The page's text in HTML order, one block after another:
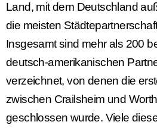
Land, mit dem Deutschland
die meisten
Insgesamt sind mehr als 200
deutsch-amerikanischen
verzeichnet, von denen die
zwischen Crailsheim und
geschlossen wurde. Viele